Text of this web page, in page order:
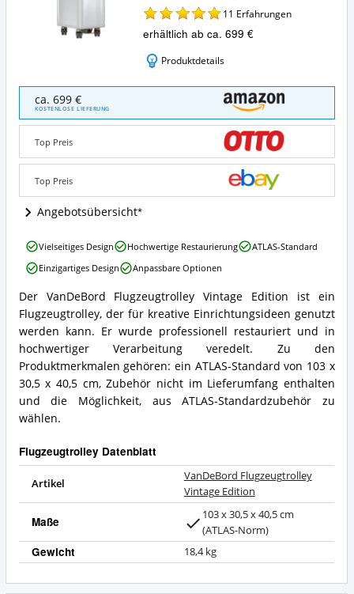
11 Erfahrungen
erhältlich ab ca. 699 €
Produktdetails
VanDeBord
Flugzeugtrolley
Vintage
Edition
Angebote:
Wo
Flugzeugtrolley
erhältlich?
ca. 699 €
KOSTENLOSE LIEFERUNG
Top Preis
Top Preis
Angebotsübersicht
VanDeBord
Flugzeugtrolley
Vintage
Edition
Zusammenfassung:
Was
bietet
Flugzeugtrolley?
Der VanDeBord Flugzeugtrolley Vintage Edition ist ein
Flugzeugtrolley, der für kreative Einrichtungsideen genutzt
werden kann. Er wurde professionell restauriert und in
hochwertiger Verarbeitung veredelt. Zu den
Produktmerkmalen gehören: ein ATLAS-Standard von 103 x
30,5 x 40,5 cm, Zubehör nicht im Lieferumfang enthalten
und die Möglichkeit, aus ATLAS-Standardzubehör zu
wählen.
Flugzeugtrolley Datenblatt
Artikel
VanDeBord Flugzeugtrolley
Vintage Edition
Maße
103 x 30,5 x 40,5 cm
(ATLAS-Norm)
Gewicht 18,4 kg
VanDeBord
Flugzeugtrolley
Vintage
Vorteile:
Was
spricht
für
Flugzeugtrolley?
Vielseitiges Design Hochwertige Restaurierung
ATLAS-Standard
Einzigartiges Design
Anpassbare Optionen